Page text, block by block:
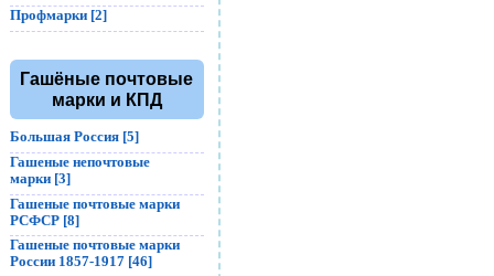
Профмарки [2]
Гашёные почтовые
марки и КПД
Большая Россия [5]
Гашеные непочтовые
марки [3]
Гашеные почтовые марки
РСФСР [8]
Гашеные почтовые марки
России 1857-1917 [46]